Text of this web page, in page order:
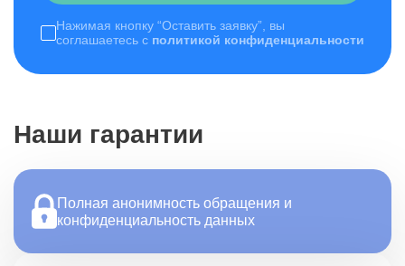
Нажимая кнопку “Оставить заявку”, вы
соглашаетесь с политикой конфиденциальности
Наши гарантии
Полная анонимность обращения и
конфиденциальность данных